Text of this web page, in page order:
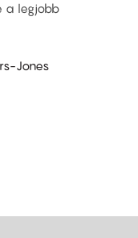
a legjobb
Jones